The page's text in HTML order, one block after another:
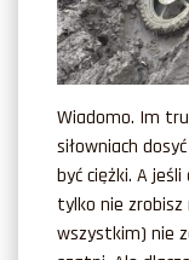
Wiadomo. Im
siłowniach
być ciężki. A
tylko nie
wszystkim) nie